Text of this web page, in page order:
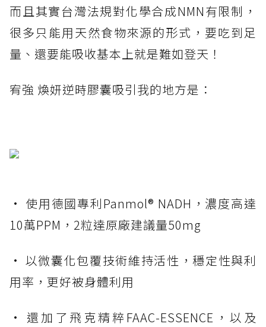
而且其實台灣法規對化學合成NMN有限制，
很多只能用天然食物來源的形式，要吃到足
量、還要能吸收基本上就是難如登天！
宥強 煥妍逆時膠囊吸引我的地方是：
• 使用德國專利Panmol® NADH，濃度高達
10萬PPM，2粒達原廠建議量50mg
• 以微囊化包覆技術維持活性，穩定性與利
用率，更好被身體利用
• 還加了飛克精粹FAAC-ESSENCE，以及